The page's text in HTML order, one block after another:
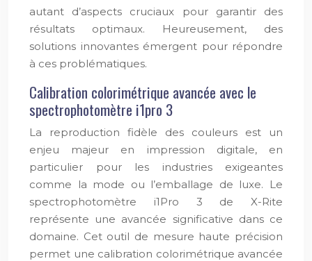
autant d’aspects cruciaux pour garantir des
résultats optimaux. Heureusement, des
solutions innovantes émergent pour répondre
à ces problématiques.
Calibration colorimétrique avancée avec le
spectrophotomètre i1pro 3
La reproduction fidèle des couleurs est un
enjeu majeur en impression digitale, en
particulier pour les industries exigeantes
comme la mode ou l’emballage de luxe. Le
spectrophotomètre i1Pro 3 de X-Rite
représente une avancée significative dans ce
domaine. Cet outil de mesure haute précision
permet une calibration colorimétrique avancée